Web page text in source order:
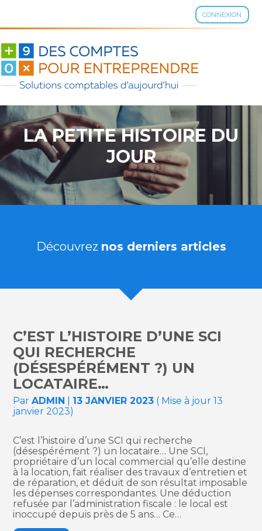
CONNEXION
Aller
contenu
LA PETITE HISTOIRE DU
JOUR
Découvrez nos derniers articles
C’EST L’HISTOIRE D’UNE SCI
QUI RECHERCHE
(DÉSESPÉRÉMENT ?) UN
LOCATAIRE…
ParADMIN 13 JANVIER 2023 ( Mise à jour 13
janvier 2023)
C’est l’histoire d’une SCI qui recherche
(désespérément ?) un locataire… Une SCI,
propriétaire d’un local commercial qu’elle destine
à la location, fait réaliser des travaux d’entretien et
de réparation, et déduit de son résultat imposable
les dépenses correspondantes. Une déduction
refusée par l’administration fiscale : le local est
inoccupé depuis près de 5 ans… Ce…